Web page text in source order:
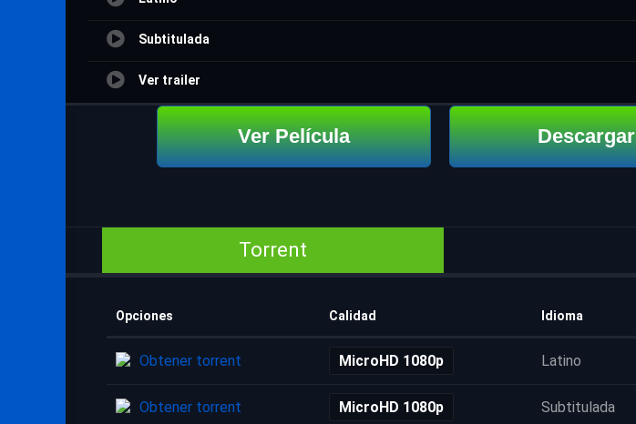
Subtitulada
Ver trailer
Ver Película Descargar
Torrent
Opciones Calidad Idioma
Obtener torrent MicroHD 1080p Latino
Obtener torrent MicroHD 1080p Subtitulada